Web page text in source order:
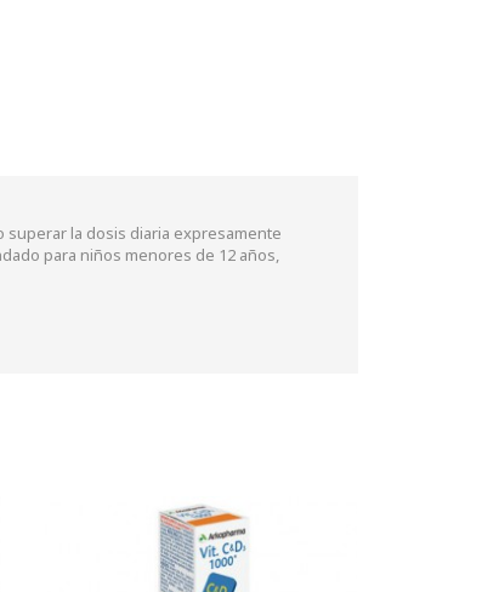
superar la dosis diaria expresamente
para niños menores de 12 años,